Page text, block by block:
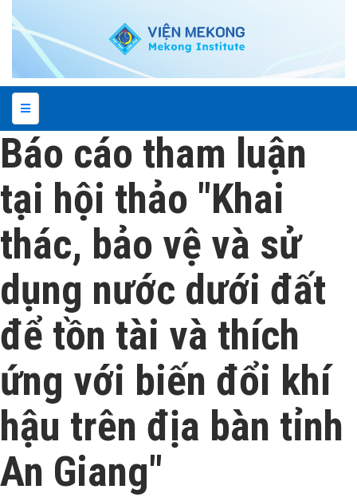
Báo cáo tham luận
tại hội thảo "Khai
thác, bảo vệ và sử
dụng nước dưới đất
để tồn tài và thích
ứng với biến đổi khí
hậu trên địa bàn tỉnh
An Giang"